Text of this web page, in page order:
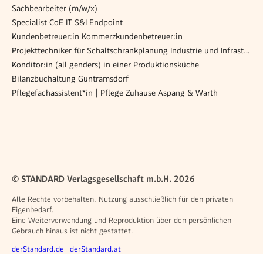
Sachbearbeiter (m/w/x)
Specialist CoE IT S&I Endpoint
Kundenbetreuer:in Kommerzkundenbetreuer:in
Projekttechniker für Schaltschrankplanung Industrie und Infrastruktur m/w/d
Konditor:in (all genders) in einer Produktionsküche
Bilanzbuchaltung Guntramsdorf
Pflegefachassistent*in | Pflege Zuhause Aspang & Warth
© STANDARD Verlagsgesellschaft m.b.H. 2026
Alle Rechte vorbehalten. Nutzung ausschließlich für den privaten
Eigenbedarf.
Eine Weiterverwendung und Reproduktion über den persönlichen
Gebrauch hinaus ist nicht gestattet.
Weitere Angebote
derStandard.de derStandard.at